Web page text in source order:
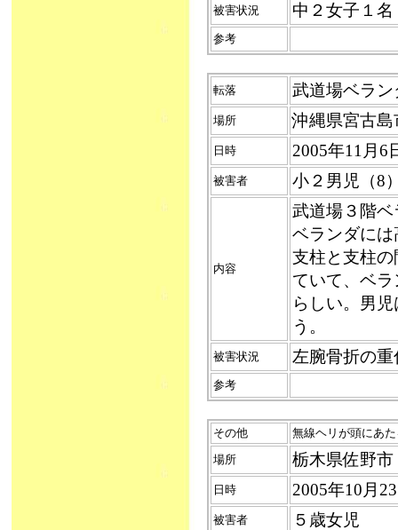
被害状況 中２女子１
参考
転落 武道場ベラ
場所 沖縄県宮古
日時 2005年11
被害者 小２男児（
内容
武道場３階
ベランダに
支柱と支柱の
ていて、ベ
らしい。男
う。
被害状況 左腕骨折の重
参考
その他
無線ヘリが頭にあ
場所
栃木県佐野
日時 2005年10月
被害者 ５歳女児